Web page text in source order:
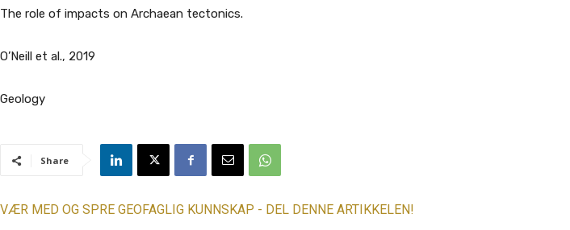
The role of impacts on Archaean tectonics.
O’Neill et al., 2019
Geology
Share
VÆR MED OG SPRE GEOFAGLIG KUNNSKAP - DEL DENNE ARTIKKELEN!